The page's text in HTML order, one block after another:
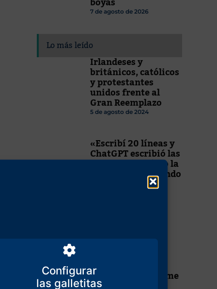
Configurar
7 de agosto de 2026
Lo más leído
Irlandeses y
británicos, católicos
y protestantes
unidos frente al
Gran Reemplazo
5 de agosto de 2024
«Escribí 20 líneas y
ChatGPT escribió las
otras 40». O cómo la
IA lo está cambiando
‘fascismo
democrático’? La
experiencia de
D’Annunzio y Fiume
23 de septiembre de 2024